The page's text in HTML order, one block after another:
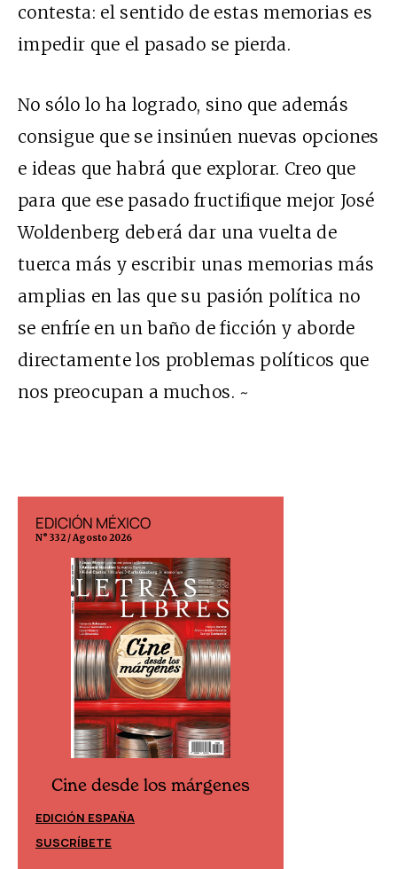
contesta: el sentido de estas memorias es
impedir que el pasado se pierda.
No sólo lo ha logrado, sino que además
consigue que se insinúen nuevas opciones
e ideas que habrá que explorar. Creo que
para que ese pasado fructifique mejor José
Woldenberg deberá dar una vuelta de
tuerca más y escribir unas memorias más
amplias en las que su pasión política no
se enfríe en un baño de ficción y aborde
directamente los problemas políticos que
nos preocupan a muchos. ~
EDICIÓN MÉXICO
N° 332 / Agosto 2026
Cine desde los márgenes
EDICIÓN ESPAÑA
SUSCRÍBETE